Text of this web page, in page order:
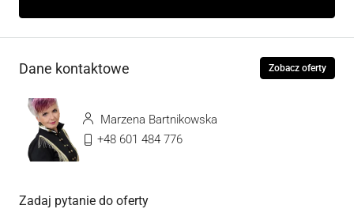
Dane kontaktowe Zobacz oferty
Marzena Bartnikowska
+48 601 484 776
Zadaj pytanie do oferty